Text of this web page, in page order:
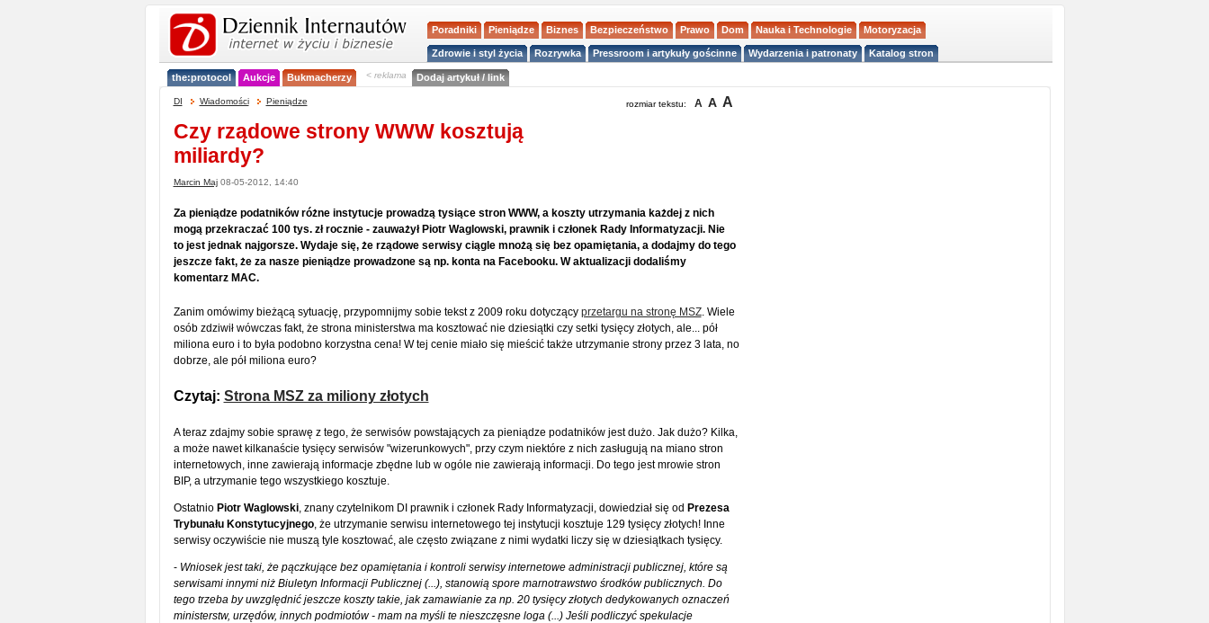
Poradniki Pieniądze Biznes Bezpieczeństwo Prawo Dom Nauka i Technologie Motoryzacja
Zdrowie i styl życia Rozrywka Pressroom i artykuły gościnne Wydarzenia i patronaty Katalog stron
the:protocol Aukcje Bukmacherzy < reklama Dodaj artykuł / link
DI Wiadomości Pieniądze rozmiar tekstu: A A A
Czy rządowe strony WWW kosztują
miliardy?
Marcin Maj08-05-2012, 14:40
Za pieniądze podatników różne instytucje prowadzą tysiące stron WWW, a koszty utrzymania każdej z nich
mogą przekraczać 100 tys. zł rocznie - zauważył Piotr Waglowski, prawnik i członek Rady Informatyzacji. Nie
to jest jednak najgorsze. Wydaje się, że rządowe serwisy ciągle mnożą się bez opamiętania, a dodajmy do tego
jeszcze fakt, że za nasze pieniądze prowadzone są np. konta na Facebooku. W aktualizacji dodaliśmy
komentarz MAC.
Zanim omówimy bieżącą sytuację, przypomnijmy sobie tekst z 2009 roku dotyczący przetargu na stronę MSZ. Wiele
osób zdziwił wówczas fakt, że strona ministerstwa ma kosztować nie dziesiątki czy setki tysięcy złotych, ale... pół
miliona euro i to była podobno korzystna cena! W tej cenie miało się mieścić także utrzymanie strony przez 3 lata, no
dobrze, ale pół miliona euro?
Czytaj: Strona MSZ za miliony złotych
A teraz zdajmy sobie sprawę z tego, że serwisów powstających za pieniądze podatników jest dużo. Jak dużo? Kilka,
a może nawet kilkanaście tysięcy serwisów "wizerunkowych", przy czym niektóre z nich zasługują na miano stron
internetowych, inne zawierają informacje zbędne lub w ogóle nie zawierają informacji. Do tego jest mrowie stron
BIP, a utrzymanie tego wszystkiego kosztuje.
Ostatnio Piotr Waglowski, znany czytelnikom DI prawnik i członek Rady Informatyzacji, dowiedział się od Prezesa
Trybunału Konstytucyjnego, że utrzymanie serwisu internetowego tej instytucji kosztuje 129 tysięcy złotych! Inne
serwisy oczywiście nie muszą tyle kosztować, ale często związane z nimi wydatki liczy się w dziesiątkach tysięcy.
- Wniosek jest taki, że pączkujące bez opamiętania i kontroli serwisy internetowe administracji publicznej, które są
serwisami innymi niż Biuletyn Informacji Publicznej (...), stanowią spore marnotrawstwo środków publicznych. Do
tego trzeba by uwzględnić jeszcze koszty takie, jak zamawianie za np. 20 tysięcy złotych dedykowanych oznaczeń
ministerstw, urzędów, innych podmiotów - mam na myśli te nieszczęsne loga (...) Jeśli podliczyć spekulacje